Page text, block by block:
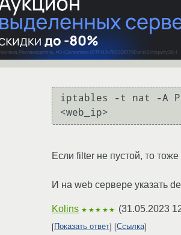
iptables -t nat -A
Если filter не пустой, то
И на web сервере указать
Kolins ★★★★★ (31.05.2023
Показать ответ Ссылка